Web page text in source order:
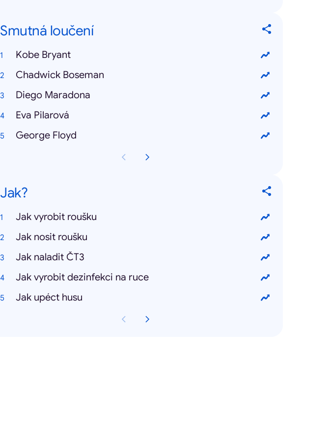
Smutná loučení
Kobe Bryant
Chadwick Boseman
Diego Maradona
Eva Pilarová
George Floyd
Jak?
Jak vyrobit roušku
Jak nosit roušku
Jak naladit ČT3
Jak vyrobit dezinfekci na ruce
Jak upéct husu